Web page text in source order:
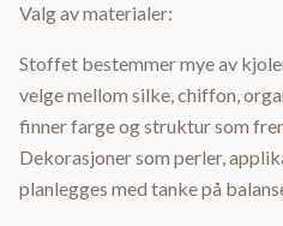
Valg av materialer:
Stoffet bestemmer mye av
velge mellom silke, chiffon,
finner farge og struktur som
Dekorasjoner som perler,
planlegges med tanke på